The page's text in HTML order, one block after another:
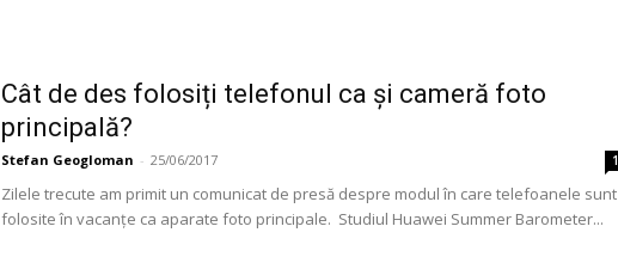
Cât de des folosiți telefonul ca și cameră foto
principală?
Stefan Geogloman - 25/06/2017 1
Zilele trecute am primit un comunicat de presă despre modul în care telefoanele sunt
folosite în vacanțe ca aparate foto principale. Studiul Huawei Summer Barometer...